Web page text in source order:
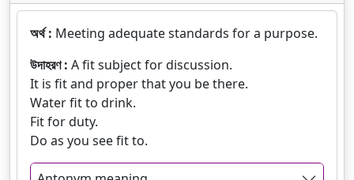
অর্থ : Meeting adequate standards for a purpose.
উদাহরণ : A fit subject for discussion.
It is fit and proper that you be there.
Water fit to drink.
Fit for duty.
Do as you see fit to.